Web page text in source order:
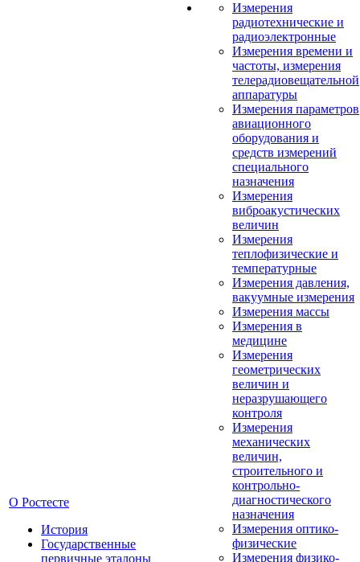
О Ростесте
История
Государственные
первичные эталоны
Измерения
радиотехнические и
радиоэлектронные
Измерения времени и
частоты, измерения
телерадиовещательной
аппаратуры
Измерения параметров
авиационного
оборудования и
средств измерений
специального
назначения
Измерения
виброакустических
величин
Измерения
теплофизические и
температурные
Измерения давления,
вакуумные измерения
Измерения массы
Измерения в
медицине
Измерения
геометрических
величин и
неразрушающего
контроля
Измерения
механических
величин,
строительного и
контрольно-
диагностического
назначения
Измерения оптико-
физические
Измерения физико-